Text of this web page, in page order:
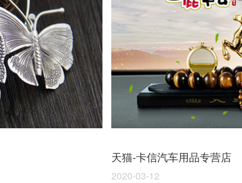
天猫-卡信汽车用品专营店
2020-03-12